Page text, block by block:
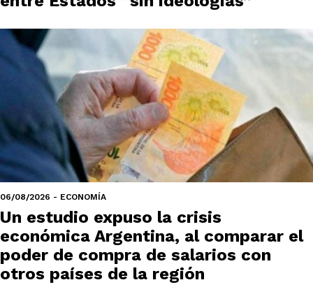
06/08/2026 - ECONOMÍA
Un estudio expuso la crisis
económica Argentina, al comparar el
poder de compra de salarios con
otros países de la región